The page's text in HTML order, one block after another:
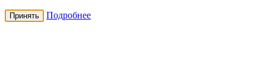
Принять Подробнее